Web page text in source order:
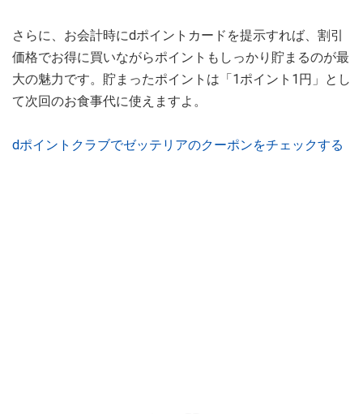
さらに、お会計時にdポイントカードを提示すれば、割引
価格でお得に買いながらポイントもしっかり貯まるのが最
大の魅力です。貯まったポイントは「1ポイント1円」とし
て次回のお食事代に使えますよ。
dポイントクラブでゼッテリアのクーポンをチェックする